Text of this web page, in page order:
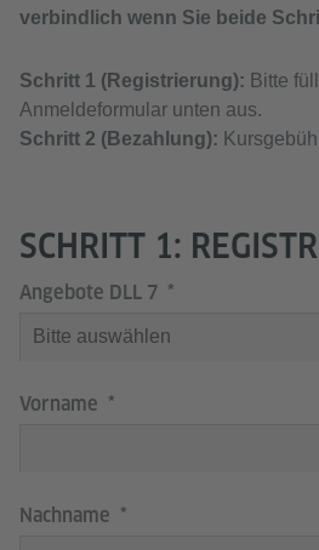
verbindlich wenn Sie beide
Schritt 1 (Registrierung): Bitte
Anmeldeformular unten aus.
Schritt 2 (Bezahlung):
SCHRITT 1:
Angebote DLL 7
Vorname
Nachname